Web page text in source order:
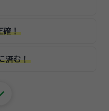
確！
済む！